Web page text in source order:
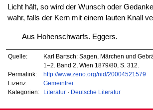
Licht hält, so wird der Wunsch oder
wahr, falls der Kern mit einem lauten Knall
Aus Hohenschwarfs. Eggers.
Quelle:
Karl Bartsch: Sagen, Märchen und
1–2. Band 2, Wien 1879/80, S. 312.
Permalink:
http://www.zeno.org/nid/20004521579
Lizenz:
Gemeinfrei
Kategorien:
Literatur· Deutsche Literatur